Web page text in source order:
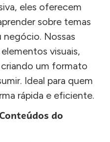
eles oferecem
sobre temas
negócio. Nossas
visuais,
um formato
Ideal para quem
rápida e eficiente.
do